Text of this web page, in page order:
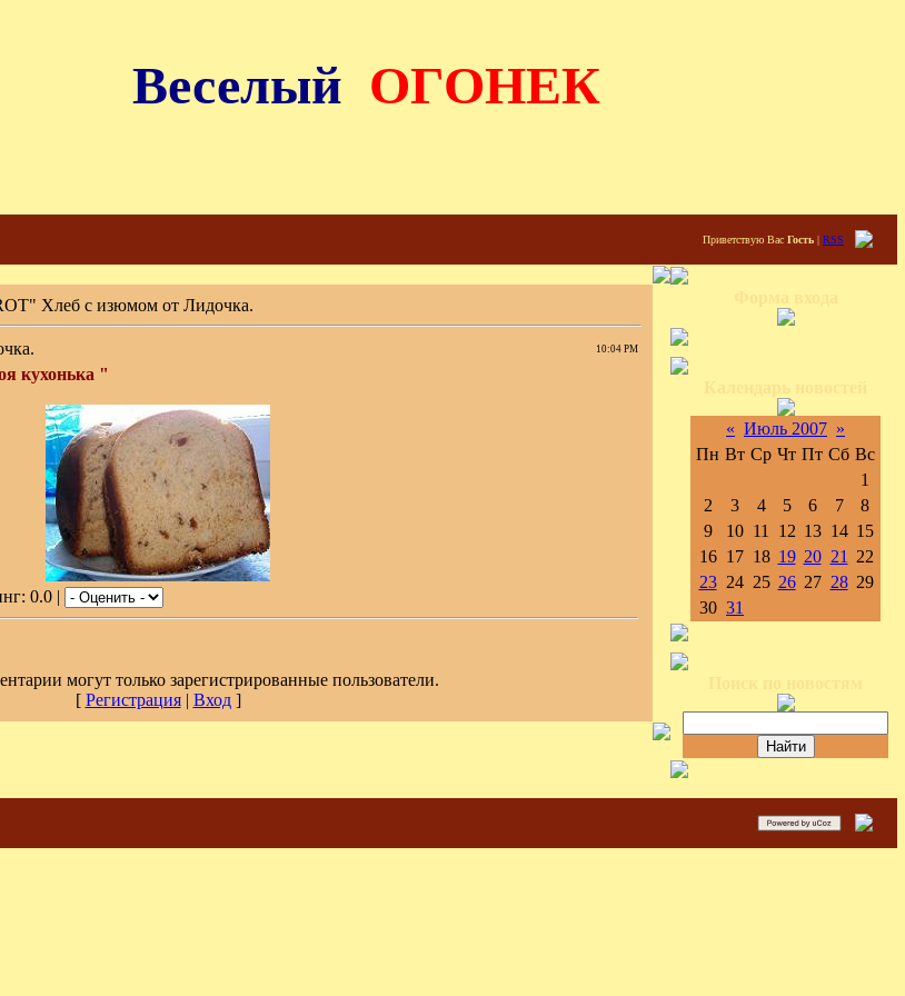
Веселый ОГОНЕК
Приветствую Вас Гость | RSS
Хлеб с изюмом от Лидочка.
10:04 PM
кухонька "
0.0 |
могут только зарегистрированные пользователи.
[ Регистрация| Вход]
« Июль 2007 »
Пн Вт Ср Чт Пт Сб Вс
1
2
3 4 5 6 7
8
9
10 11 12 13 14 15
16 17 18 19 20 21
22
23 24 25 26 27 28 29
30 31